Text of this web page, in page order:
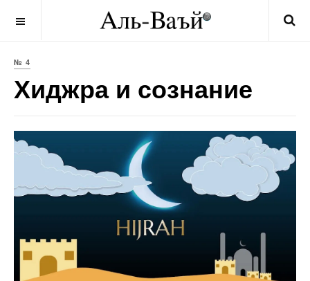
№ 4
Хиджра и сознание